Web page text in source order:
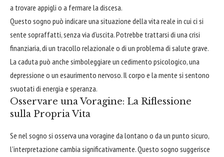
a trovare appigli o a fermare la discesa.
Questo sogno può indicare una situazione della vita reale in cui ci si
sente sopraffatti, senza via d'uscita. Potrebbe trattarsi di una crisi
finanziaria, di un tracollo relazionale o di un problema di salute grave.
La caduta può anche simboleggiare un cedimento psicologico, una
depressione o un esaurimento nervoso. Il corpo e la mente si sentono
svuotati di energia e speranza.
Osservare una Voragine: La Riflessione
sulla Propria Vita
Se nel sogno si osserva una voragine da lontano o da un punto sicuro,
l'interpretazione cambia significativamente. Questo sogno suggerisce